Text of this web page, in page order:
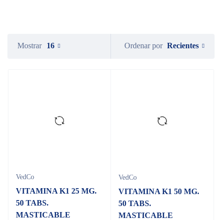
Ordenar por Recientes
Mostrar 16
VedCo
VITAMINA K1 25 MG.
50 TABS.
MASTICABLE
VedCo
VITAMINA K1 50 MG.
50 TABS.
MASTICABLE